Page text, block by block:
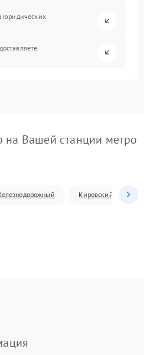
юридических
Вашей станции метро
Кировский